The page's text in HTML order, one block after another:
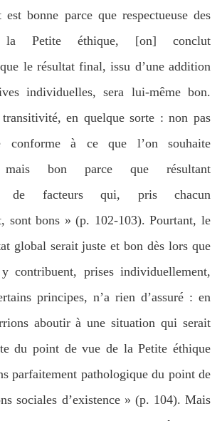
bonne parce que respectueuse des
la Petite éthique, [on] conclut
le résultat final, issu d’une addition
individuelles, sera lui-même bon.
en quelque sorte : non pas
conforme à ce que l’on souhaite
mais bon parce que résultant
de facteurs qui, pris chacun
sont bons » (p. 102-103). Pourtant, le
global serait juste et bon dès lors que
contribuent, prises individuellement,
principes, n’a rien d’assuré : en
aboutir à une situation qui serait
du point de vue de la Petite éthique
parfaitement pathologique du point de
sociales d’existence » (p. 104). Mais